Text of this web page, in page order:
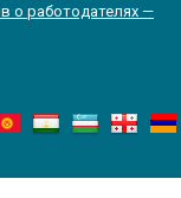
о работодателях —